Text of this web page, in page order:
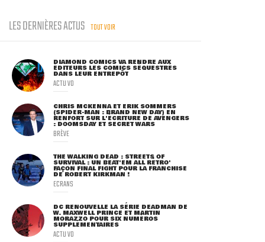
LES DERNIÈRES ACTUS TOUT VOIR
DIAMOND COMICS VA RENDRE AUX
ÉDITEURS LES COMICS SÉQUESTRÉS
DANS LEUR ENTREPÔT
ACTU VO
CHRIS MCKENNA ET ERIK SOMMERS
(SPIDER-MAN : BRAND NEW DAY) EN
RENFORT SUR L'ÉCRITURE DE AVENGERS
: DOOMSDAY ET SECRET WARS
BRÈVE
THE WALKING DEAD : STREETS OF
SURVIVAL : UN BEAT'EM ALL RÉTRO'
FAÇON FINAL FIGHT POUR LA FRANCHISE
DE ROBERT KIRKMAN !
ECRANS
DC RENOUVELLE LA SÉRIE DEADMAN DE
W. MAXWELL PRINCE ET MARTIN
MORAZZO POUR SIX NUMÉROS
SUPPLÉMENTAIRES
ACTU VO